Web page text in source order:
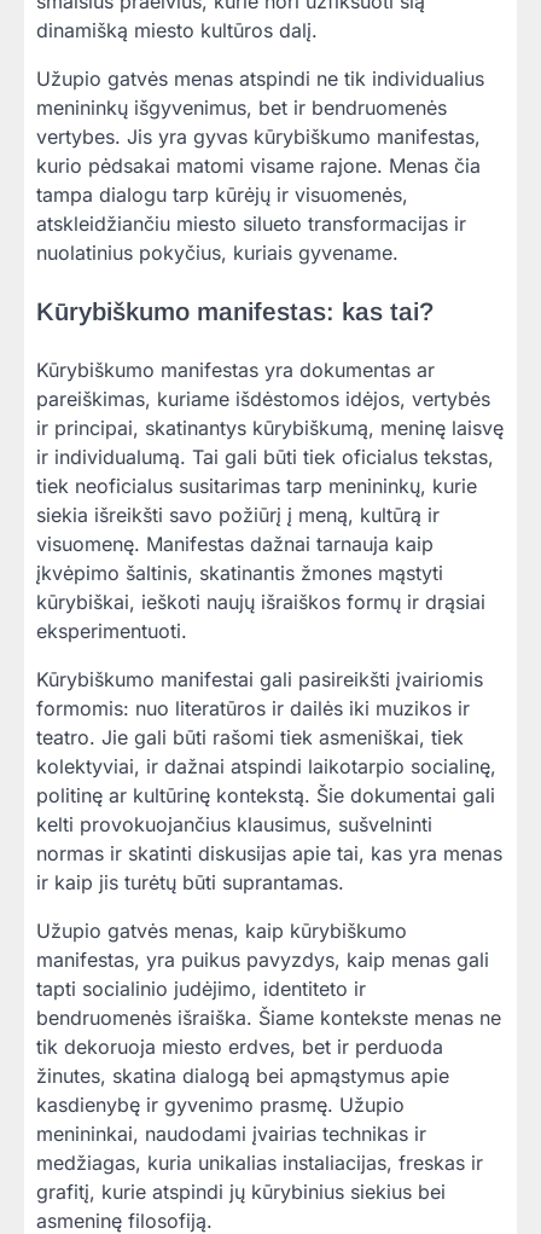
dinamišką miesto kultūros dalį.
Užupio gatvės menas atspindi ne tik individualius
menininkų išgyvenimus, bet ir bendruomenės
vertybes. Jis yra gyvas kūrybiškumo manifestas,
kurio pėdsakai matomi visame rajone. Menas čia
tampa dialogu tarp kūrėjų ir visuomenės,
atskleidžiančiu miesto silueto transformacijas ir
nuolatinius pokyčius, kuriais gyvename.
Kūrybiškumo manifestas: kas tai?
Kūrybiškumo manifestas yra dokumentas ar
pareiškimas, kuriame išdėstomos idėjos, vertybės
ir principai, skatinantys kūrybiškumą, meninę laisvę
ir individualumą. Tai gali būti tiek oficialus tekstas,
tiek neoficialus susitarimas tarp menininkų, kurie
siekia išreikšti savo požiūrį į meną, kultūrą ir
visuomenę. Manifestas dažnai tarnauja kaip
įkvėpimo šaltinis, skatinantis žmones mąstyti
kūrybiškai, ieškoti naujų išraiškos formų ir drąsiai
eksperimentuoti.
Kūrybiškumo manifestai gali pasireikšti įvairiomis
formomis: nuo literatūros ir dailės iki muzikos ir
teatro. Jie gali būti rašomi tiek asmeniškai, tiek
kolektyviai, ir dažnai atspindi laikotarpio socialinę,
politinę ar kultūrinę kontekstą. Šie dokumentai gali
kelti provokuojančius klausimus, sušvelninti
normas ir skatinti diskusijas apie tai, kas yra menas
ir kaip jis turėtų būti suprantamas.
Užupio gatvės menas, kaip kūrybiškumo
manifestas, yra puikus pavyzdys, kaip menas gali
tapti socialinio judėjimo, identiteto ir
bendruomenės išraiška. Šiame kontekste menas ne
tik dekoruoja miesto erdves, bet ir perduoda
žinutes, skatina dialogą bei apmąstymus apie
kasdienybę ir gyvenimo prasmę. Užupio
menininkai, naudodami įvairias technikas ir
medžiagas, kuria unikalias instaliacijas, freskas ir
grafitį, kurie atspindi jų kūrybinius siekius bei
asmeninę filosofiją.